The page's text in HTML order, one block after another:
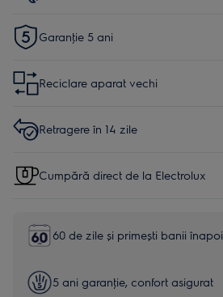
Garanţie 5 ani
Reciclare aparat vechi
Retragere în 14 zile
Cumpără direct de la Electrolux
60 de zile și primești banii înapoi
5 ani garanţie, confort asigurat